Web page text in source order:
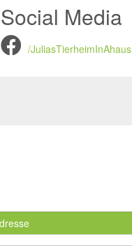
Social Media
/JuliasTierheimInAhaus